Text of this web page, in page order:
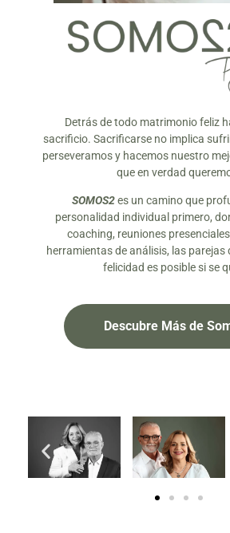
Detrás de todo matrimonio feliz
sacrificio. Sacrificarse no implica
perseveramos y hacemos nuestro
que en verdad
SOMOS2es un camino que
personalidad individual primero,
coaching, reuniones
herramientas de análisis, las parejas
felicidad es posible si se
Descubre Más de